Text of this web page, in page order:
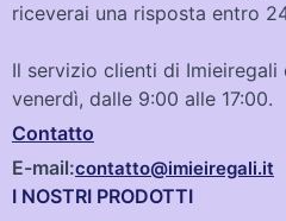
riceverai una risposta entro
Il servizio clienti di
venerdì, dalle 9:00 alle 17:00.
Contatto
E-mail:contatto@imieiregali.it
I NOSTRI PRODOTTI